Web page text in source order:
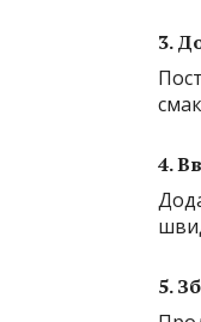
3.
4.
5.